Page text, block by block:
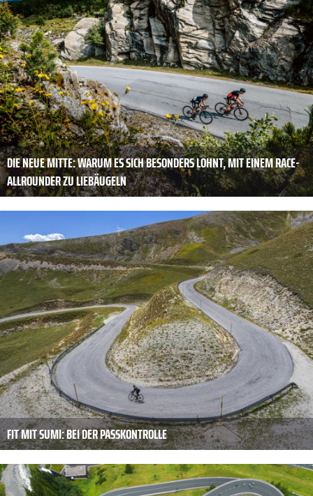
DIE NEUE MITTE: WARUM ES SICH BESONDERS LOHNT, MIT EINEM RACE-
ALLROUNDER ZU LIEBÄUGELN
FIT MIT SUMI: BEI DER PASSKONTROLLE